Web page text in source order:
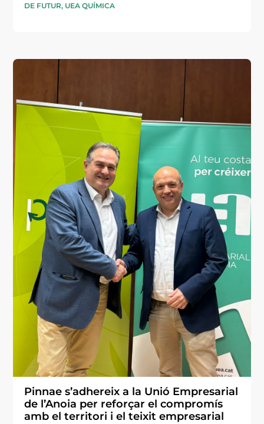
DE FUTUR, UEA QUÍMICA
Pinnae s’adhereix a la Unió Empresarial
de l’Anoia per reforçar el compromís
amb el territori i el teixit empresarial